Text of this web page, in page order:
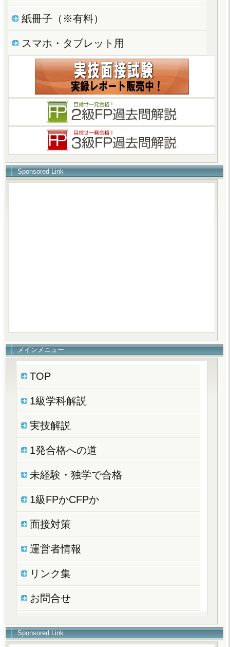
紙冊子（※有料）
スマホ・タブレット用
Sponsored Link
メインメニュー
TOP
1級学科解説
実技解説
1発合格への道
未経験・独学で合格
1級FPかCFPか
面接対策
運営者情報
リンク集
お問合せ
Sponsored Link